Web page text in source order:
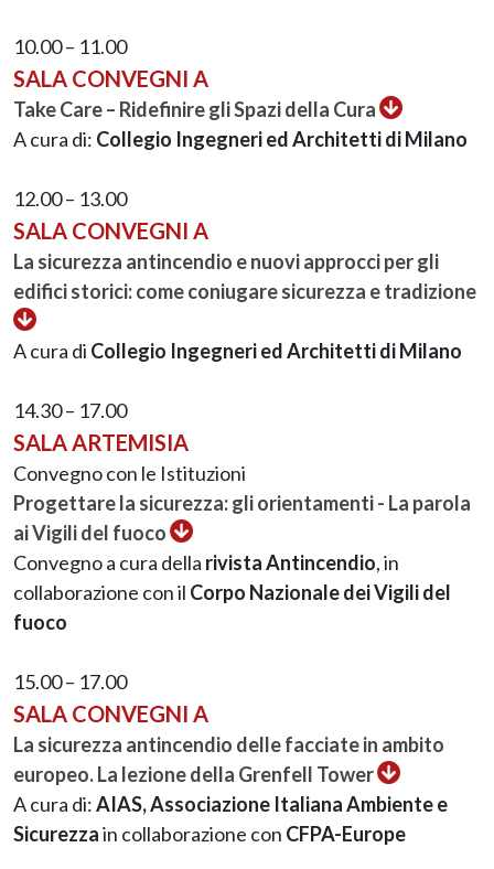
10.00 – 11.00
SALA CONVEGNI A
Take Care – Ridefinire gli Spazi della Cura
A cura di: Collegio Ingegneri ed Architetti di Milano
12.00 – 13.00
SALA CONVEGNI A
La sicurezza antincendio e nuovi approcci per gli
edifici storici: come coniugare sicurezza e tradizione
A cura di Collegio Ingegneri ed Architetti di Milano
14.30 – 17.00
SALA ARTEMISIA
Convegno con le Istituzioni
Progettare la sicurezza: gli orientamenti - La parola
ai Vigili del fuoco
Convegno a cura della rivista Antincendio, in
collaborazione con il Corpo Nazionale dei Vigili del
fuoco
15.00 – 17.00
SALA CONVEGNI A
La sicurezza antincendio delle facciate in ambito
europeo. La lezione della Grenfell Tower
A cura di:AIAS, Associazione Italiana Ambiente e
Sicurezzain collaborazione con CFPA-Europe